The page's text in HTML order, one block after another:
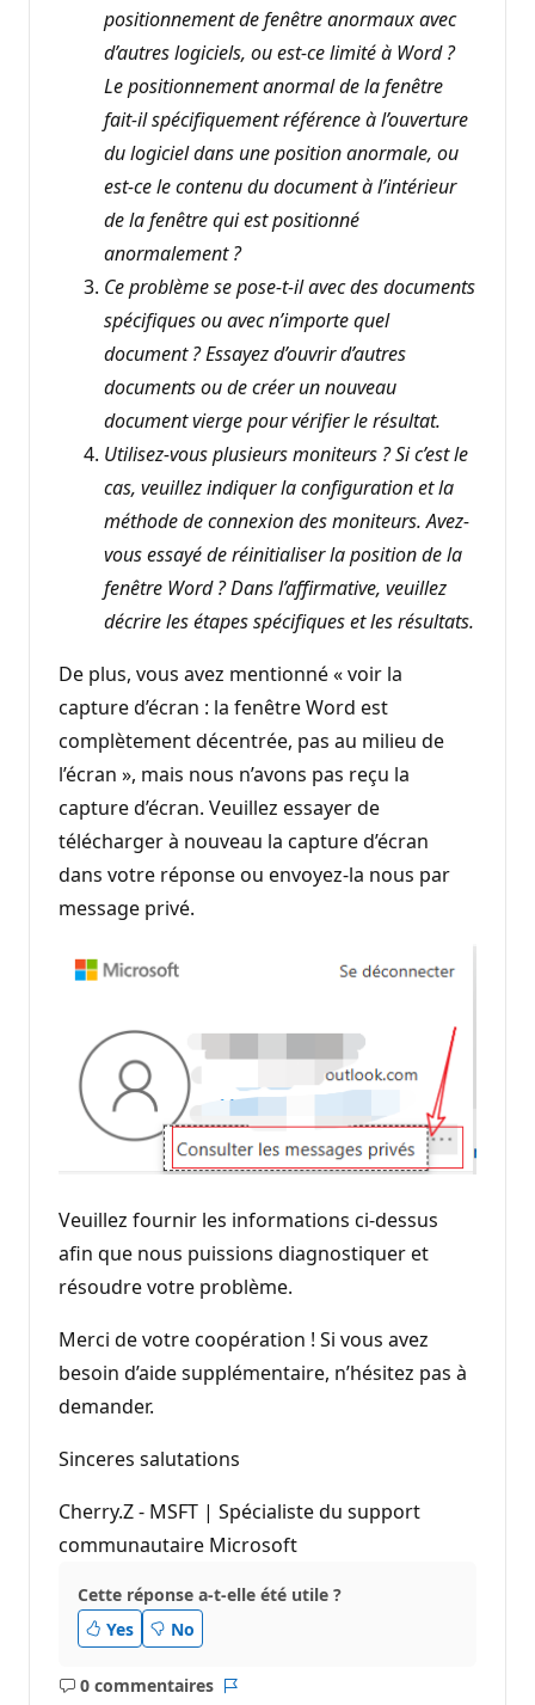
positionnement de fenêtre anormaux avec
d’autres logiciels, ou est-ce limité à Word ?
Le positionnement anormal de la fenêtre
fait-il spécifiquement référence à l’ouverture
du logiciel dans une position anormale, ou
est-ce le contenu du document à l’intérieur
de la fenêtre qui est positionné
anormalement ?
Ce problème se pose-t-il avec des documents
spécifiques ou avec n’importe quel
document ? Essayez d’ouvrir d’autres
documents ou de créer un nouveau
document vierge pour vérifier le résultat.
Utilisez-vous plusieurs moniteurs ? Si c’est le
cas, veuillez indiquer la configuration et la
méthode de connexion des moniteurs. Avez-
vous essayé de réinitialiser la position de la
fenêtre Word ? Dans l’affirmative, veuillez
décrire les étapes spécifiques et les résultats.
De plus, vous avez mentionné « voir la
capture d’écran : la fenêtre Word est
complètement décentrée, pas au milieu de
l’écran », mais nous n’avons pas reçu la
capture d’écran. Veuillez essayer de
télécharger à nouveau la capture d’écran
dans votre réponse ou envoyez-la nous par
message privé.
Veuillez fournir les informations ci-dessus
afin que nous puissions diagnostiquer et
résoudre votre problème.
Merci de votre coopération ! Si vous avez
besoin d’aide supplémentaire, n’hésitez pas à
demander.
Sinceres salutations
Cherry.Z - MSFT | Spécialiste du support
communautaire Microsoft
Cette réponse a-t-elle été utile ?
Yes
No
0 commentaires
Aucun Rapport